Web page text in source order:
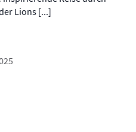
Lions [...]